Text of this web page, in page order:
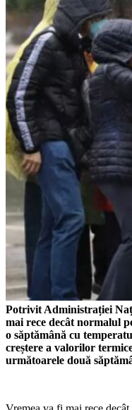
Potrivit Administrației
mai rece decât normalul
o săptămână cu
creștere a valorilor
următoarele două